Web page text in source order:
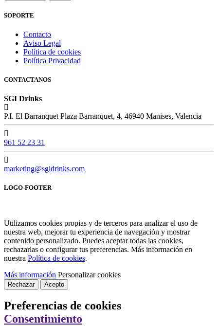
SOPORTE
Contacto
Aviso Legal
Política de cookies
Política Privacidad
CONTACTANOS
SGI Drinks
P.I. El Barranquet Plaza Barranquet, 4, 46940 Manises, Valencia
961 52 23 31
marketing@sgidrinks.com
LOGO-FOOTER
Utilizamos cookies propias y de terceros para analizar el uso de
nuestra web, mejorar tu experiencia de navegación y mostrar
contenido personalizado. Puedes aceptar todas las cookies,
rechazarlas o configurar tus preferencias. Más información en
nuestra Política de cookies.
Más información Personalizar cookies
Rechazar Acepto
Preferencias de cookies
Consentimiento